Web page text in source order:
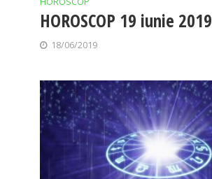
HOROSCOP 19 iunie 2019
18/06/2019